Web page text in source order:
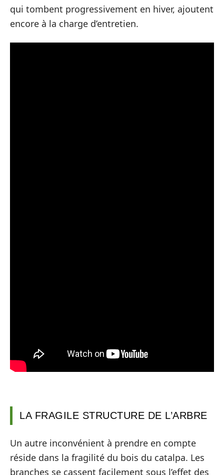
qui tombent progressivement en hiver, ajoutent
encore à la charge d’entretien.
LA FRAGILE STRUCTURE DE L’ARBRE
Un autre inconvénient à prendre en compte
réside dans la fragilité du bois du catalpa. Les
branches se cassent facilement sous l’effet des